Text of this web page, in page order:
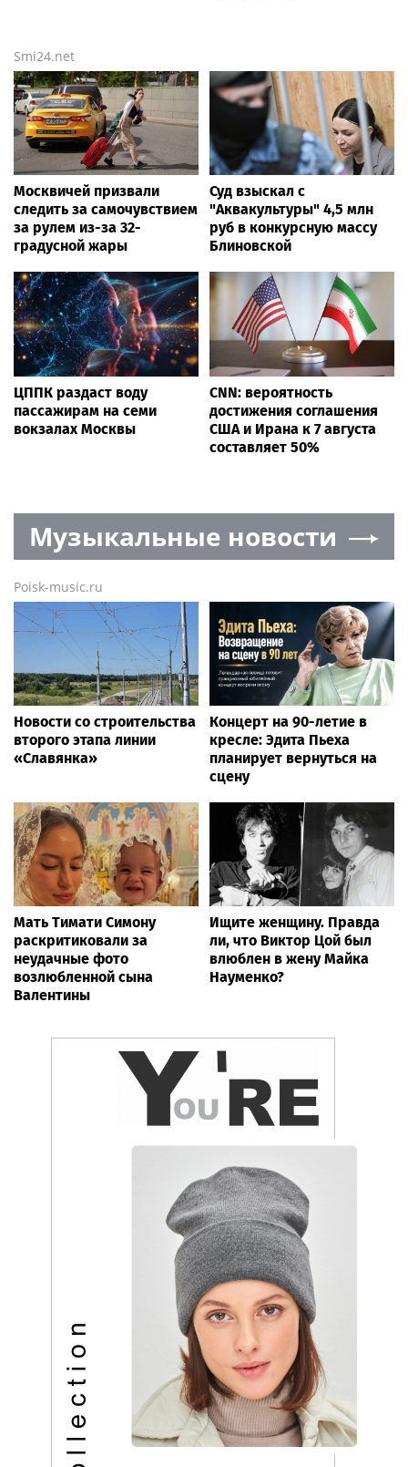
Smi24.net
Москвичей призвали
следить за самочувствием
за рулем из-за 32-
градусной жары
Суд взыскал с
"Аквакультуры" 4,5 млн
руб в конкурсную массу
Блиновской
ЦППК раздаст воду
пассажирам на семи
вокзалах Москвы
CNN: вероятность
достижения соглашения
США и Ирана к 7 августа
составляет 50%
Музыкальные новости
Poisk-music.ru
Новости со строительства
второго этапа линии
«Славянка»
Концерт на 90-летие в
кресле: Эдита Пьеха
планирует вернуться на
сцену
Мать Тимати Симону
раскритиковали за
неудачные фото
возлюбленной сына
Валентины
Ищите женщину. Правда
ли, что Виктор Цой был
влюблен в жену Майка
Науменко?